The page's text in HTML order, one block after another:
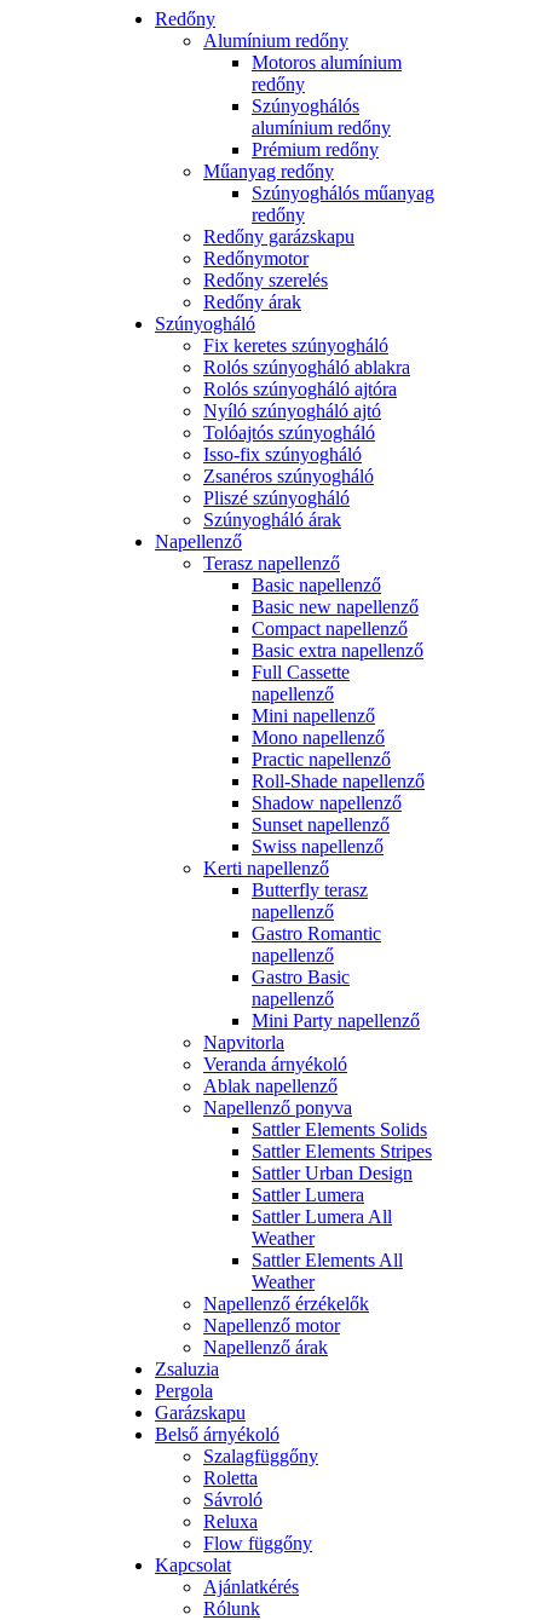
Redőny
Alumínium redőny
Motoros alumínium
redőny
Szúnyoghálós
alumínium redőny
Prémium redőny
Műanyag redőny
Szúnyoghálós műanyag
redőny
Redőny garázskapu
Redőnymotor
Redőny szerelés
Redőny árak
Szúnyogháló
Fix keretes szúnyogháló
Rolós szúnyogháló ablakra
Rolós szúnyogháló ajtóra
Nyíló szúnyogháló ajtó
Tolóajtós szúnyogháló
Isso-fix szúnyogháló
Zsanéros szúnyogháló
Pliszé szúnyogháló
Szúnyogháló árak
Napellenző
Terasz napellenző
Basic napellenző
Basic new napellenző
Compact napellenző
Basic extra napellenző
Full Cassette
napellenző
Mini napellenző
Mono napellenző
Practic napellenző
Roll-Shade napellenző
Shadow napellenző
Sunset napellenző
Swiss napellenző
Kerti napellenző
Butterfly terasz
napellenző
Gastro Romantic
napellenző
Gastro Basic
napellenző
Mini Party napellenző
Napvitorla
Veranda árnyékoló
Ablak napellenző
Napellenző ponyva
Sattler Elements Solids
Sattler Elements Stripes
Sattler Urban Design
Sattler Lumera
Sattler Lumera All
Weather
Sattler Elements All
Weather
Napellenző érzékelők
Napellenző motor
Napellenző árak
Zsaluzia
Pergola
Garázskapu
Belső árnyékoló
Szalagfüggőny
Roletta
Sávroló
Reluxa
Flow függőny
Kapcsolat
Ajánlatkérés
Rólunk